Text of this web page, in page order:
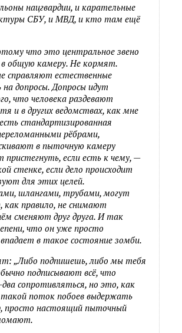
нацгвардии, и карательные
СБУ, и МВД, и кто там ещё
что это центральное звено
общую камеру. Не кормят.
справляют естественные
допросы. Допросы идут
что человека раздевают
и в других ведомствах, как мне
стандартизированная
рёбрами,
в пыточную камеру
если есть к чему, —
стенке, если дело происходит
для этих целей.
шлангами, трубами, могут
правило, не снимают
сменяют друг друга. И так
что он уже просто
в такое состояние зомби.
„Либо подпишешь, либо мы тебя
подписывают всё, что
сопротивляться, но это, как
поток побоев выдержать
просто настоящий пыточный